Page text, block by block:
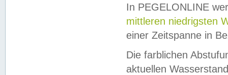
In PEGELONLINE
mittleren niedrigsten
einer Zeitspanne in
Die farblichen
aktuellen